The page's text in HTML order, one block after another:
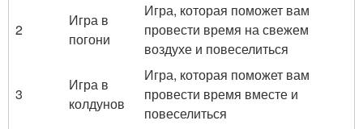
2
Игра в
погони
Игра, которая поможет вам
провести время на свежем
воздухе и повеселиться
3
Игра в
колдунов
Игра, которая поможет вам
провести время вместе и
повеселиться